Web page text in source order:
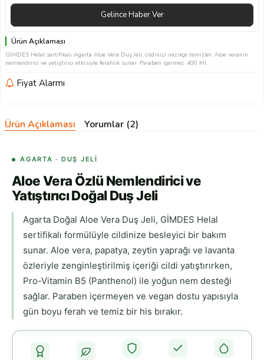
Gelince Haber Ver
Ürün Açıklaması
GİMDES Helal sertifikalı Agarta Aloe Vera Duş Jeli, cildinizi nazikçe temizler. Aloe veranın
nemlendirici ve yatıştırıcı etkisiyle ferahlık sunar. Paraben içermez. 400 Ml.
Fiyat Alarmı
Ürün Açıklaması Yorumlar (2)
AGARTA · DUŞ JELI
Aloe Vera Özlü Nemlendirici ve
Yatıştırıcı Doğal Duş Jeli
Agarta Doğal Aloe Vera Duş Jeli, GİMDES Helal
sertifikalı formülüyle cildinize besleyici bir bakım
sunar. Aloe vera, papatya, zeytin yaprağı ve lavanta
özleriyle zenginleştirilmiş içeriği cildi yatıştırırken,
Pro-Vitamin B5 (Panthenol) ile yoğun nem desteği
sağlar. Paraben içermeyen ve vegan dostu yapısıyla
gün boyu ferah ve temiz bir his bırakır.